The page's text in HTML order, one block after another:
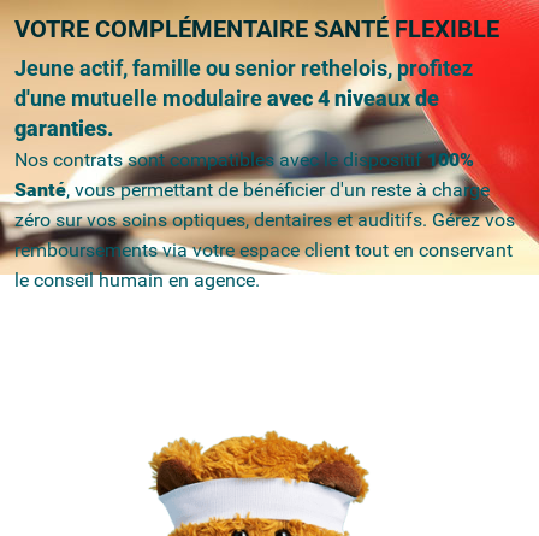
VOTRE COMPLÉMENTAIRE SANTÉ FLEXIBLE
Jeune actif, famille ou senior rethelois, profitez
d'une mutuelle modulaireavec 4 niveaux de
garanties.
Nos contrats sont compatibles avec le dispositif100%
Santé, vous permettant de bénéficier d'un reste à charge
zéro sur vos soins optiques, dentaires et auditifs. Gérez vos
remboursements via votre espace client tout en conservant
le conseil humain en agence.